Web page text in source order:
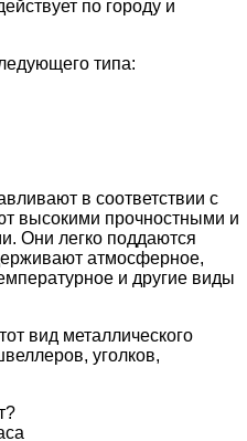
по городу и
типа:
в соответствии с
высокими прочностными и
Они легко поддаются
атмосферное,
и другие виды
вид металлического
уголков,